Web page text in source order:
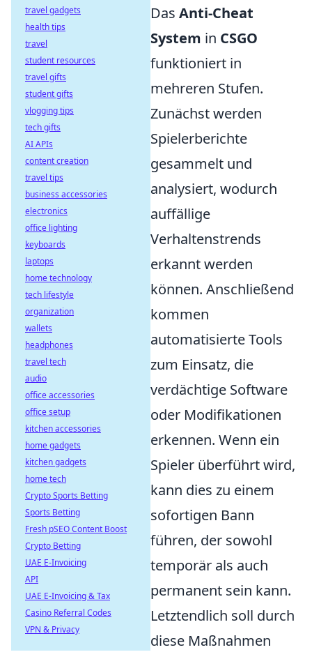
Das Anti-Cheat
System in CSGO
funktioniert in
mehreren Stufen.
Zunächst werden
Spielerberichte
gesammelt und
analysiert, wodurch
auffällige
Verhaltenstrends
erkannt werden
können. Anschließend
kommen
automatisierte Tools
zum Einsatz, die
verdächtige Software
oder Modifikationen
erkennen. Wenn ein
Spieler überführt wird,
kann dies zu einem
sofortigen Bann
führen, der sowohl
temporär als auch
permanent sein kann.
Letztendlich soll durch
diese Maßnahmen
travel gadgets
health tips
travel
student resources
travel gifts
student gifts
vlogging tips
tech gifts
AI APIs
content creation
travel tips
business accessories
electronics
office lighting
keyboards
laptops
home technology
tech lifestyle
organization
wallets
headphones
travel tech
audio
office accessories
office setup
kitchen accessories
home gadgets
kitchen gadgets
home tech
Crypto Sports Betting
Sports Betting
Fresh pSEO Content Boost
Crypto Betting
UAE E-Invoicing
API
UAE E-Invoicing & Tax
Casino Referral Codes
VPN & Privacy